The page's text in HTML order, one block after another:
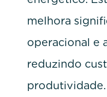
melhora
operacional e
reduzindo
produtividade.